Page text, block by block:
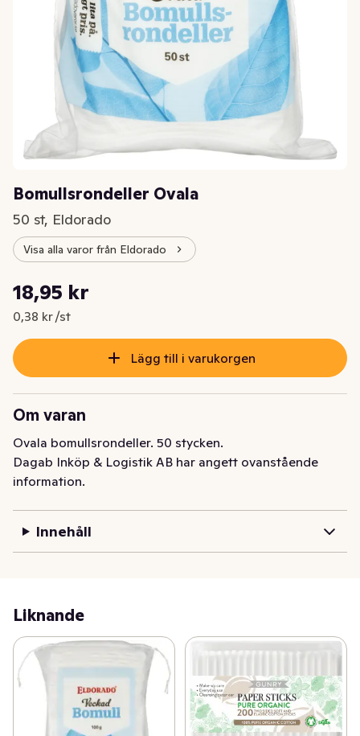
Bomullsrondeller Ovala
50 st, Eldorado
Visa alla varor från Eldorado
Nuvarande pris är: 18,95 kr
18,95 kr
0,38 kr /st
Styckpris: 0,38 kr /st
Lägg till i varukorgen
Om varan
Ovala bomullsrondeller. 50 stycken.
Dagab Inköp & Logistik AB har angett ovanstående
information.
Innehåll
Liknande